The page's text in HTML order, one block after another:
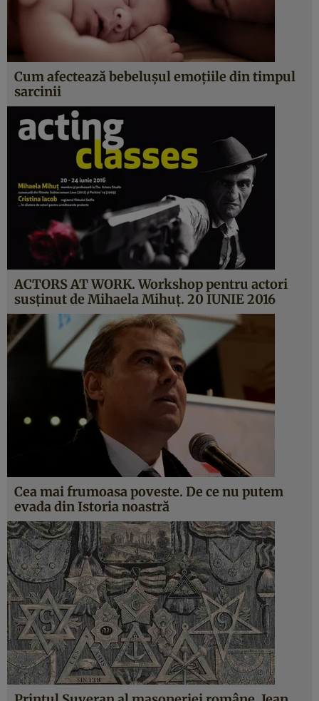
Cum afectează bebeluşul emoţiile din timpul
sarcinii
ACTORS AT WORK. Workshop pentru actori
susţinut de Mihaela Mihuţ. 20 IUNIE 2016
Cea mai frumoasa poveste. De ce nu putem
evada din Istoria noastră